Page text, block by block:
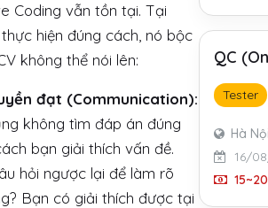
Coding vẫn tồn tại. Tại
hiện đúng cách, nó bộc
không thể nói lên:
đạt (Communication):
không tìm đáp án đúng
bạn giải thích vấn đề.
hỏi ngược lại để làm rõ
Bạn có giải thích được tại
QC
Tester
Hà
16/